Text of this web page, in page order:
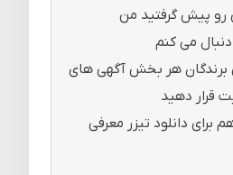
رو پیش گرفتید من
می کنم
برندگان هر بخش آگهی های
قرار دهید
برای دانلود تیزر معرفی